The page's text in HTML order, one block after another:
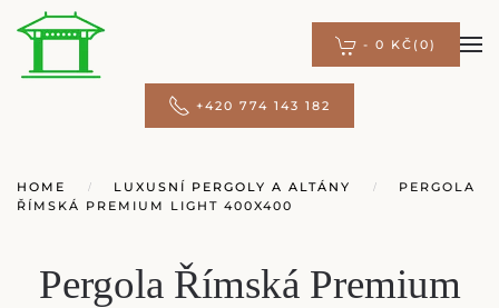
- 0 KČ (0)
+420 774 143 182
HOME LUXUSNÍ PERGOLY A ALTÁNY
PERGOLA
ŘÍMSKÁ PREMIUM LIGHT 400X400
Pergola Římská Premium